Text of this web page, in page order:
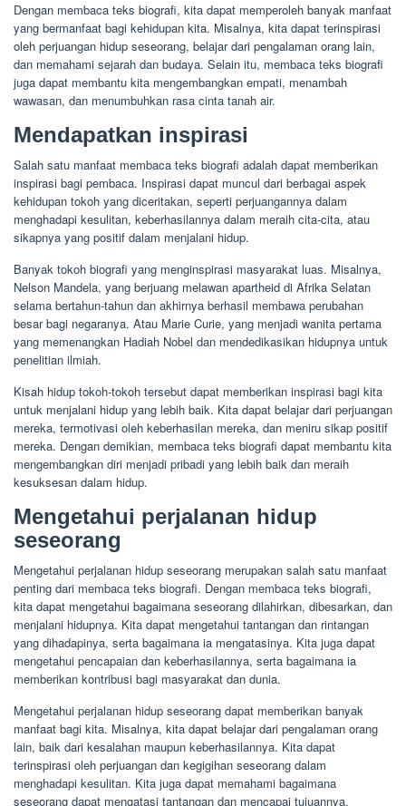
Dengan membaca teks biografi, kita dapat memperoleh banyak manfaat
yang bermanfaat bagi kehidupan kita. Misalnya, kita dapat terinspirasi
oleh perjuangan hidup seseorang, belajar dari pengalaman orang lain,
dan memahami sejarah dan budaya. Selain itu, membaca teks biografi
juga dapat membantu kita mengembangkan empati, menambah
wawasan, dan menumbuhkan rasa cinta tanah air.
Mendapatkan inspirasi
Salah satu manfaat membaca teks biografi adalah dapat memberikan
inspirasi bagi pembaca. Inspirasi dapat muncul dari berbagai aspek
kehidupan tokoh yang diceritakan, seperti perjuangannya dalam
menghadapi kesulitan, keberhasilannya dalam meraih cita-cita, atau
sikapnya yang positif dalam menjalani hidup.
Banyak tokoh biografi yang menginspirasi masyarakat luas. Misalnya,
Nelson Mandela, yang berjuang melawan apartheid di Afrika Selatan
selama bertahun-tahun dan akhirnya berhasil membawa perubahan
besar bagi negaranya. Atau Marie Curie, yang menjadi wanita pertama
yang memenangkan Hadiah Nobel dan mendedikasikan hidupnya untuk
penelitian ilmiah.
Kisah hidup tokoh-tokoh tersebut dapat memberikan inspirasi bagi kita
untuk menjalani hidup yang lebih baik. Kita dapat belajar dari perjuangan
mereka, termotivasi oleh keberhasilan mereka, dan meniru sikap positif
mereka. Dengan demikian, membaca teks biografi dapat membantu kita
mengembangkan diri menjadi pribadi yang lebih baik dan meraih
kesuksesan dalam hidup.
Mengetahui perjalanan hidup
seseorang
Mengetahui perjalanan hidup seseorang merupakan salah satu manfaat
penting dari membaca teks biografi. Dengan membaca teks biografi,
kita dapat mengetahui bagaimana seseorang dilahirkan, dibesarkan, dan
menjalani hidupnya. Kita dapat mengetahui tantangan dan rintangan
yang dihadapinya, serta bagaimana ia mengatasinya. Kita juga dapat
mengetahui pencapaian dan keberhasilannya, serta bagaimana ia
memberikan kontribusi bagi masyarakat dan dunia.
Mengetahui perjalanan hidup seseorang dapat memberikan banyak
manfaat bagi kita. Misalnya, kita dapat belajar dari pengalaman orang
lain, baik dari kesalahan maupun keberhasilannya. Kita dapat
terinspirasi oleh perjuangan dan kegigihan seseorang dalam
menghadapi kesulitan. Kita juga dapat memahami bagaimana
seseorang dapat mengatasi tantangan dan mencapai tujuannya.